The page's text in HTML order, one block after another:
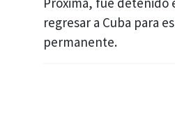
regresar a Cuba para
permanente.